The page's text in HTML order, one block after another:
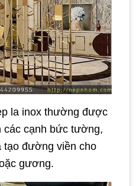
la inox thường được
các cạnh bức tường,
tạo đường viền cho
gương.